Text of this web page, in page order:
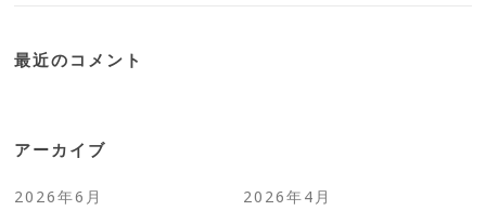
最近のコメント
アーカイブ
2026年6月
2026年4月